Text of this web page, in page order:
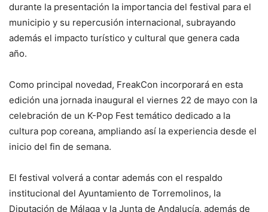
durante la presentación la importancia del festival para el
municipio y su repercusión internacional, subrayando
además el impacto turístico y cultural que genera cada
año.
Como principal novedad, FreakCon incorporará en esta
edición una jornada inaugural el viernes 22 de mayo con la
celebración de un K-Pop Fest temático dedicado a la
cultura pop coreana, ampliando así la experiencia desde el
inicio del fin de semana.
El festival volverá a contar además con el respaldo
institucional del Ayuntamiento de Torremolinos, la
Diputación de Málaga y la Junta de Andalucía, además de